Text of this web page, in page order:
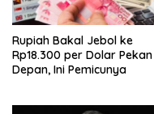
Rupiah Bakal Jebol ke
Rp18.300 per Dolar Pekan
Depan, Ini Pemicunya